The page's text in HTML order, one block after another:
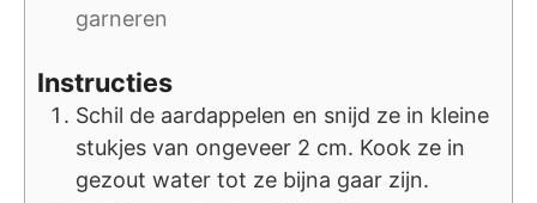
garneren
Instructies
Schil de aardappelen en snijd ze in kleine
stukjes van ongeveer 2 cm. Kook ze in
gezout water tot ze bijna gaar zijn.